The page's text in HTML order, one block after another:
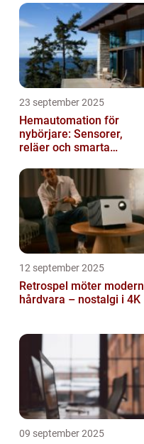
23 september 2025
Hemautomation för
nybörjare: Sensorer,
reläer och smarta
12 september 2025
Retrospel möter modern
hårdvara – nostalgi i 4K
09 september 2025